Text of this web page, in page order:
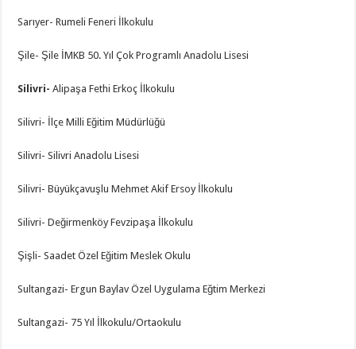
Sarıyer- Rumeli Feneri İlkokulu
Şile- Şile İMKB 50. Yıl Çok Programlı Anadolu Lisesi
Silivri-Alipaşa Fethi Erkoç İlkokulu
Silivri- İlçe Milli Eğitim Müdürlüğü
Silivri- Silivri Anadolu Lisesi
Silivri- Büyükçavuşlu Mehmet Akif Ersoy İlkokulu
Silivri- Değirmenköy Fevzipaşa İlkokulu
Şişli- Saadet Özel Eğitim Meslek Okulu
Sultangazi- Ergun Baylav Özel Uygulama Eğtim Merkezi
Sultangazi- 75 Yıl İlkokulu/Ortaokulu